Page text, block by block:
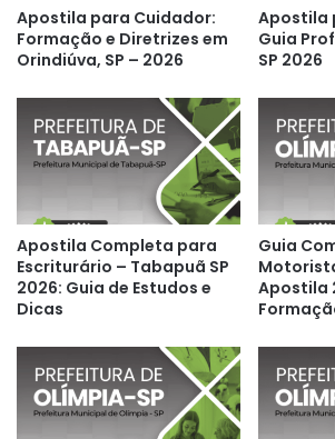
Apostila para Cuidador:
Formação e Diretrizes em
Orindiúva, SP – 2026
Apostila
Guia
SP 2026
Apostila Completa para
Escriturário – Tabapuã SP
2026: Guia de Estudos e
Dicas
Guia
Apostila